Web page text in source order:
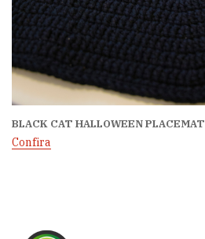
BLACK CAT HALLOWEEN PLACEMAT
Confira